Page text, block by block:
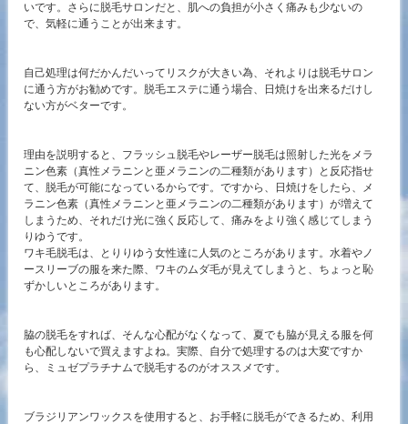
いです。さらに脱毛サロンだと、肌への負担が小さく痛みも少ないの
で、気軽に通うことが出来ます。
自己処理は何だかんだいってリスクが大きい為、それよりは脱毛サロン
に通う方がお勧めです。脱毛エステに通う場合、日焼けを出来るだけし
ない方がベターです。
理由を説明すると、フラッシュ脱毛やレーザー脱毛は照射した光をメラ
ニン色素（真性メラニンと亜メラニンの二種類があります）と反応指せ
て、脱毛が可能になっているからです。ですから、日焼けをしたら、メ
ラニン色素（真性メラニンと亜メラニンの二種類があります）が増えて
しまうため、それだけ光に強く反応して、痛みをより強く感じてしまう
りゆうです。
ワキ毛脱毛は、とりりゆう女性達に人気のところがあります。水着やノ
ースリーブの服を来た際、ワキのムダ毛が見えてしまうと、ちょっと恥
ずかしいところがあります。
脇の脱毛をすれば、そんな心配がなくなって、夏でも脇が見える服を何
も心配しないで買えますよね。実際、自分で処理するのは大変ですか
ら、ミュゼプラチナムで脱毛するのがオススメです。
ブラジリアンワックスを使用すると、お手軽に脱毛ができるため、利用